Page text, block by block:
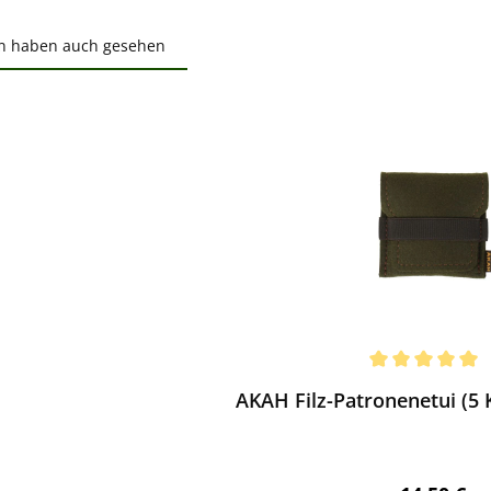
haben auch gesehen
AKAH Filz-Patronenetui (5